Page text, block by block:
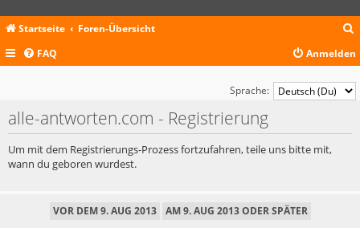
Startseite Foren-Übersicht
c
FAQ Anmelden
Sprache:
alle-antworten.com - Registrierung
Um mit dem Registrierungs-Prozess fortzufahren, teile uns bitte mit,
wann du geboren wurdest.